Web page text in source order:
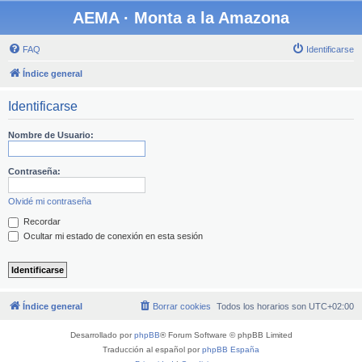
AEMA · Monta a la Amazona
FAQ Identificarse
Índice general
Identificarse
Nombre de Usuario:
Contraseña:
Olvidé mi contraseña
Recordar
Ocultar mi estado de conexión en esta sesión
Índice general Todos los horarios son UTC+02:00
Borrar cookies
Desarrollado porphpBB® Forum Software © phpBB Limited
Traducción al español porphpBB España